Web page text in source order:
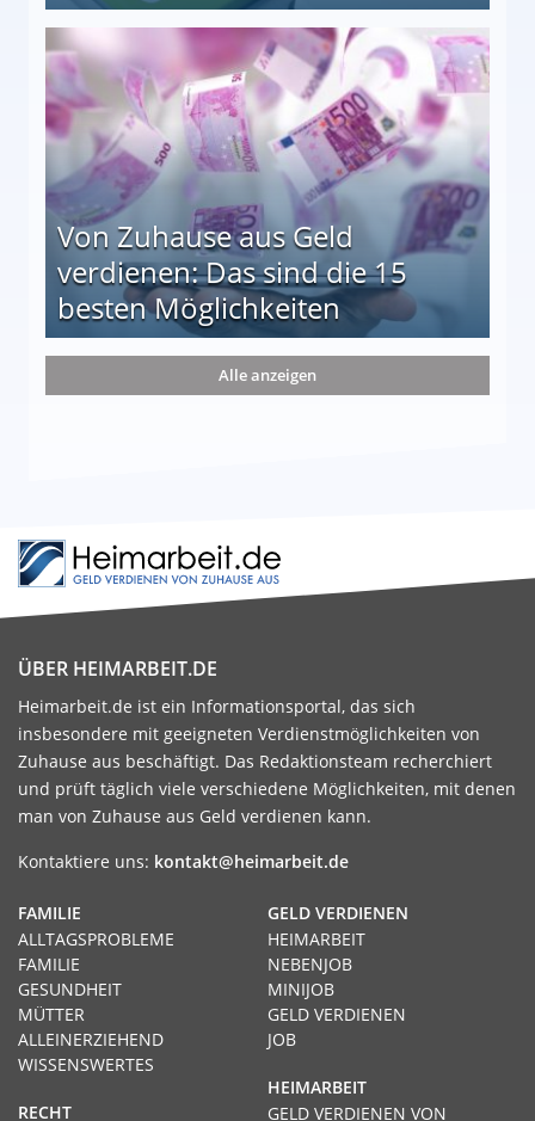
auf einen Blick
Von Zuhause aus Geld
verdienen: Das sind die 15
besten Möglichkeiten
die 15 besten Möglichkeiten
Alle anzeigen
ÜBER HEIMARBEIT.DE
Heimarbeit.de ist ein Informationsportal, das sich
insbesondere mit geeigneten Verdienstmöglichkeiten von
Zuhause aus beschäftigt. Das Redaktionsteam recherchiert
und prüft täglich viele verschiedene Möglichkeiten, mit denen
man von Zuhause aus Geld verdienen kann.
Kontaktiere uns: kontakt@heimarbeit.de
GELD VERDIENEN
HEIMARBEIT
NEBENJOB
MINIJOB
GELD VERDIENEN
JOB
HEIMARBEIT
GELD VERDIENEN VON
FAMILIE
ALLTAGSPROBLEME
FAMILIE
GESUNDHEIT
MÜTTER
ALLEINERZIEHEND
WISSENSWERTES
RECHT